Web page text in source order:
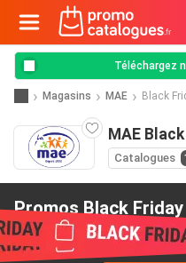
Téléchargez
Magasins MAE Black
MAE
Catalogues
Promos Black Friday
de MAE